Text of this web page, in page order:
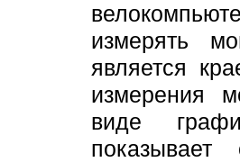
измерять
является
измерения
виде